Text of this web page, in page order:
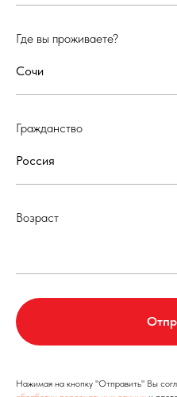
Где вы проживаете?
Гражданство
Возраст
Нажимая на кнопку "Отправить" Вы